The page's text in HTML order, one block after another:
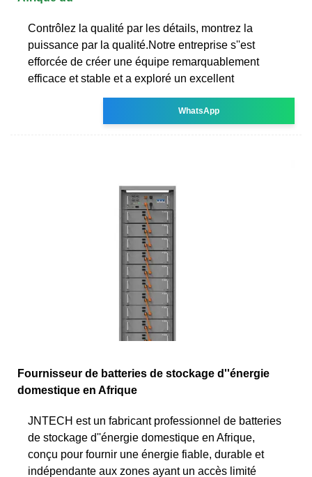
Contrôlez la qualité par les détails, montrez la
puissance par la qualité.Notre entreprise s''est
efforcée de créer une équipe remarquablement
efficace et stable et a exploré un excellent
WhatsApp
Fournisseur de batteries de stockage d''énergie
domestique en Afrique
JNTECH est un fabricant professionnel de batteries
de stockage d''énergie domestique en Afrique,
conçu pour fournir une énergie fiable, durable et
indépendante aux zones ayant un accès limité